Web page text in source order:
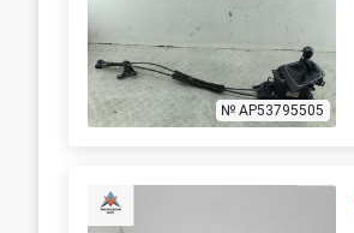
№ AP53795505